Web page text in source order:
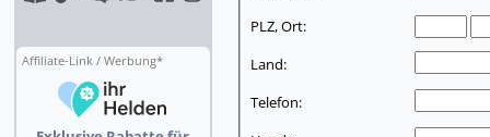
Affiliate-Link / Werbung*
PLZ, Ort:
Land:
Telefon: